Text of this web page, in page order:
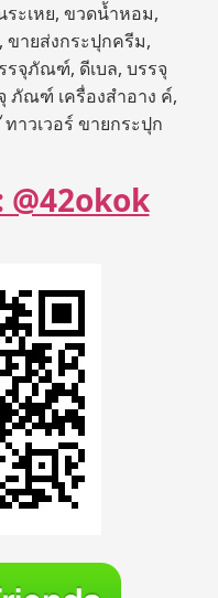
ะเหย, ขวดน้ำหอม,
ขายส่งกระปุกครีม,
จุภัณฑ์, ดีเบล, บรรจุ
ภัณฑ์ เครื่องสำอาง ค์,
าวเวอร์ ขายกระปุก
@42okok